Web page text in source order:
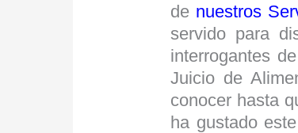
de nuestros
servido para
interrogantes
Juicio de
conocer hasta
ha gustado